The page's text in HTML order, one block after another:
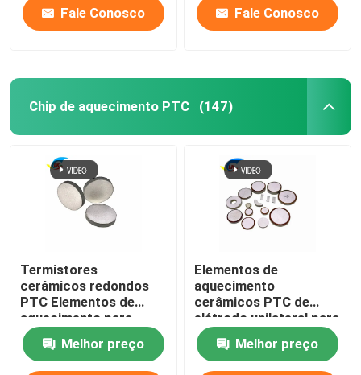
Fale Conosco Fale Conosco
Chip de aquecimento PTC (147)
Termistores
cerâmicos redondos
PTC Elementos de
aquecimento para
indústrias domésticas
e automotivas Pellets
de qualidade premium
Melhor preço
Elementos de
aquecimento
cerâmicos PTC de
elétrodo unilateral para
aquecimento
compactoMelhor preço